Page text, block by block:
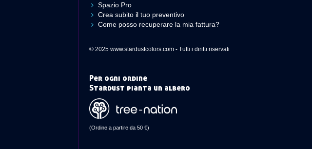
Spazio Pro
Crea subito il tuo preventivo
Come posso recuperare la mia fattura?
© 2025 www.stardustcolors.com - Tutti i diritti riservati
Per ogni ordine
Stardust pianta un albero
(Ordine a partire da 50 €)